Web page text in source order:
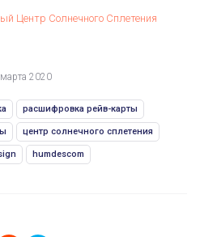
Центр Солнечного Сплетения
2020
расшифровка рейв-карты
центр солнечного сплетения
humdescom